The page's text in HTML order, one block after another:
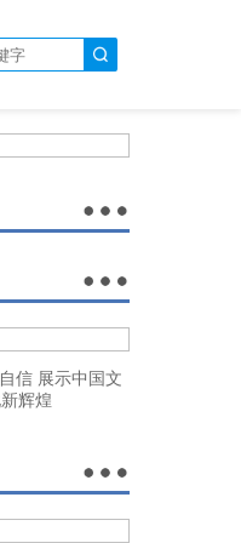
信 展示中国文
辉煌